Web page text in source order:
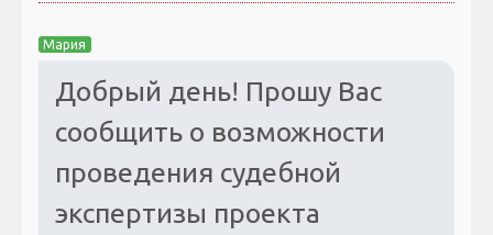
Мария
Добрый день! Прошу Вас
сообщить о возможности
проведения судебной
экспертизы проекта